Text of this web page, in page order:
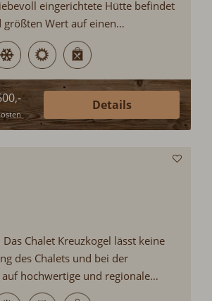
eingerichtete Hütte befindet
Wert auf einen
für Pärchen, welche sich mal
Details
Chalet Kreuzkogel lässt keine
des Chalets und bei der
hochwertige und regionale
u.a. ein 50m² großer